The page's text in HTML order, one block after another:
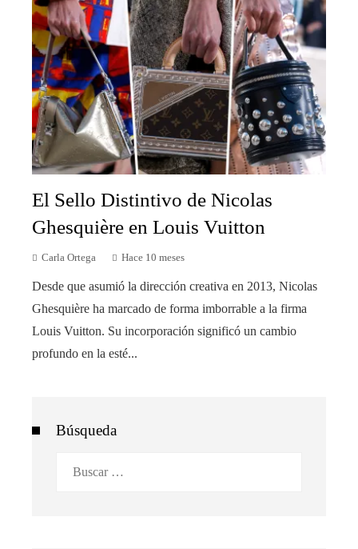
El Sello Distintivo de Nicolas
Ghesquière en Louis Vuitton
Carla Ortega Hace 10 meses
Desde que asumió la dirección creativa en 2013, Nicolas
Ghesquière ha marcado de forma imborrable a la firma
Louis Vuitton. Su incorporación significó un cambio
profundo en la esté...
Búsqueda